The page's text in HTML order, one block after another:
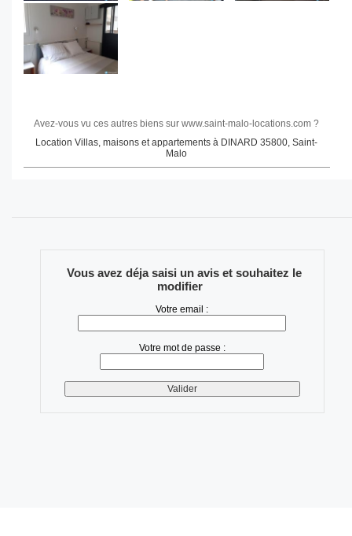
Avez-vous vu ces autres biens sur www.saint-malo-locations.com ?
Location Villas, maisons et appartements à DINARD 35800, Saint-
Malo
Vous avez déja saisi un avis et souhaitez le
modifier
Votre email :
Votre mot de passe :